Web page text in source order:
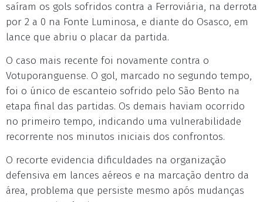
saíram os gols sofridos contra a Ferroviária, na derrota
por 2 a 0 na Fonte Luminosa, e diante do Osasco, em
lance que abriu o placar da partida.
O caso mais recente foi novamente contra o
Votuporanguense. O gol, marcado no segundo tempo,
foi o único de escanteio sofrido pelo São Bento na
etapa final das partidas. Os demais haviam ocorrido
no primeiro tempo, indicando uma vulnerabilidade
recorrente nos minutos iniciais dos confrontos.
O recorte evidencia dificuldades na organização
defensiva em lances aéreos e na marcação dentro da
área, problema que persiste mesmo após mudanças